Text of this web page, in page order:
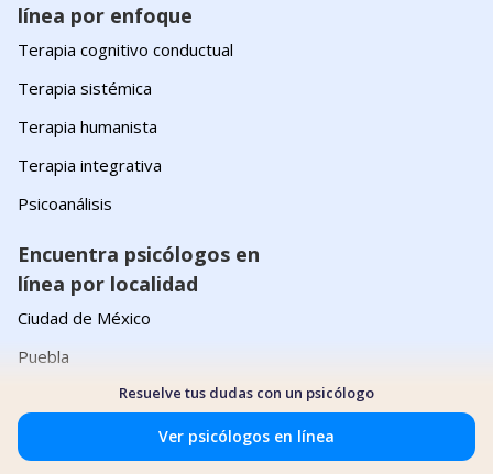
Resuelve tus dudas con un psicólogo
Ver psicólogos en línea
línea por enfoque
Terapia cognitivo conductual
Terapia sistémica
Terapia humanista
Terapia integrativa
Psicoanálisis
Encuentra psicólogos en
línea por localidad
Ciudad de México
Puebla